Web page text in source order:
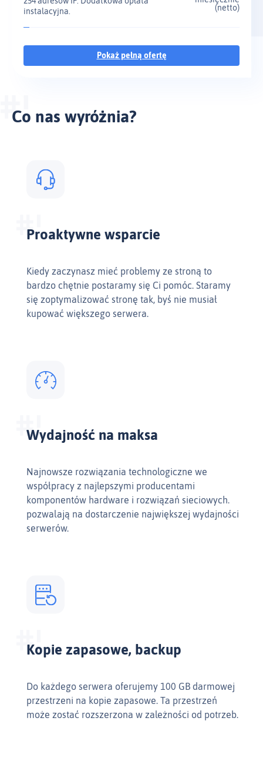
instalacyjna.
(netto)
Pokaż pełną ofertę
Co nas wyróżnia?
Proaktywne wsparcie
Kiedy zaczynasz mieć problemy ze stroną to
bardzo chętnie postaramy się Ci pomóc. Staramy
się zoptymalizować stronę tak, byś nie musiał
kupować większego serwera.
Wydajność na maksa
Najnowsze rozwiązania technologiczne we
współpracy z najlepszymi producentami
komponentów hardware i rozwiązań sieciowych.
pozwalają na dostarczenie największej wydajności
serwerów.
Kopie zapasowe, backup
Do każdego serwera oferujemy 100 GB darmowej
przestrzeni na kopie zapasowe. Ta przestrzeń
może zostać rozszerzona w zależności od potrzeb.